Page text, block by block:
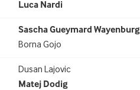
Luca Nardi
Sascha Gueymard Wayenburg
Borna Gojo
Dusan Lajovic
Matej Dodig